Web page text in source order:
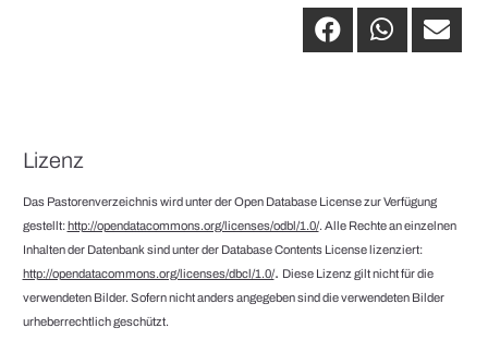
Lizenz
Das Pastorenverzeichnis wird unter der Open Database License zur Verfügung
gestellt: http://opendatacommons.org/licenses/odbl/1.0/. Alle Rechte an einzelnen
Inhalten der Datenbank sind unter der Database Contents License lizenziert:
http://opendatacommons.org/licenses/dbcl/1.0/. Diese Lizenz gilt nicht für die
verwendeten Bilder. Sofern nicht anders angegeben sind die verwendeten Bilder
urheberrechtlich geschützt.